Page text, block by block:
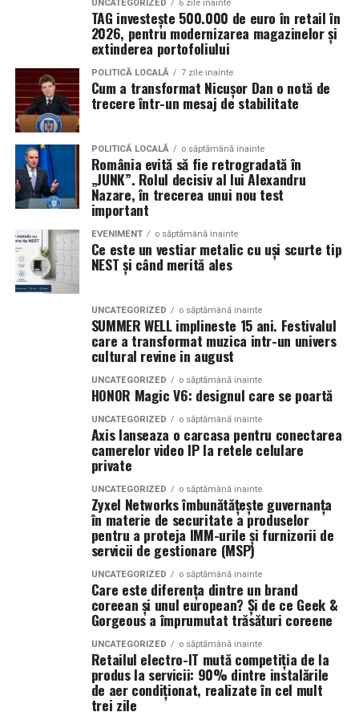
Specificații tehnice principale:
Panouri fotovoltaice instalate: 24 kW
Sistem de stocare:52 kWh baterii LiFePO4
Invertor hibrid: 24 kW
Dimensiune container transport:
metri
Lungime panouri desfășurate:~60 metri
liniari
Conectică: priză 220 V monofazic, priză
380 V trifazic, priză încărcare auto electric
Climatizare:aer condiționat integrat pentru
menținerea bateriilor la temperatură optimă
Mobilitate:roți tip off-road pentru deplasare
pe teren accidentat
Configurația conectică a fost dimensionată conform cerințelor
beneficiarului. La cerere, modelul poate fi extins cu prize
suplimentare, sisteme de iluminat exterior, monitorizare la
distanță și conectivitate GSM.
Gama completă: de la 3 metri la 12 metri
lungime container
Modelul livrat către beneficiar reprezintă varianta de intrare a
gamei UZINEX. Producătorul oferăcentrale fotovoltaice
în configurații adaptate volumului de consum al fiecărui
client, de la modelul compact până la containerul industrial 40 ft.
La capătul superior al gamei, containerul de 12 metri lungime
UNCATEGORIZED 6 zile inainte
TAG investește 500.000 de euro în retail în
2026, pentru modernizarea magazinelor și
extinderea portofoliului
POLITICĂ LOCALĂ 7 zile inainte
Cum a transformat Nicușor Dan o notă de
trecere într-un mesaj de stabilitate
POLITICĂ LOCALĂ o săptămână inainte
România evită să fie retrogradată în
„JUNK”. Rolul decisiv al lui Alexandru
Nazare, în trecerea unui nou test
important
EVENIMENT o săptămână inainte
Ce este un vestiar metalic cu uși scurte tip
NEST și când merită ales
UNCATEGORIZED o săptămână inainte
SUMMER WELL implineste 15 ani. Festivalul
care a transformat muzica intr-un univers
cultural revine in august
UNCATEGORIZED o săptămână inainte
HONOR Magic V6: designul care se poartă
UNCATEGORIZED o săptămână inainte
Axis lanseaza o carcasa pentru conectarea
camerelor video IP la retele celulare
private
UNCATEGORIZED o săptămână inainte
Zyxel Networks îmbunătățește guvernanța
în materie de securitate a produselor
pentru a proteja IMM-urile și furnizorii de
servicii de gestionare (MSP)
UNCATEGORIZED o săptămână inainte
Care este diferența dintre un brand
coreean și unul european? Și de ce Geek &
Gorgeous a împrumutat trăsături coreene
UNCATEGORIZED o săptămână inainte
Retailul electro-IT mută competiția de la
produs la servicii: 90% dintre instalările
de aer condiționat, realizate în cel mult
trei zile